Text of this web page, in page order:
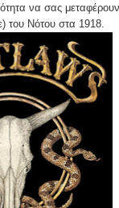
να σας
του Νότου στα 1918.